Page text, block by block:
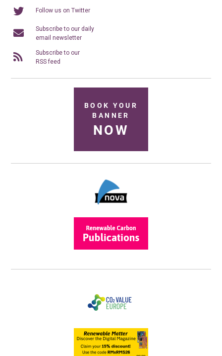
Follow us on Twitter
Subscribe to our daily
email newsletter
Subscribe to our
RSS feed
BOOK YOUR
BANNER
NOW